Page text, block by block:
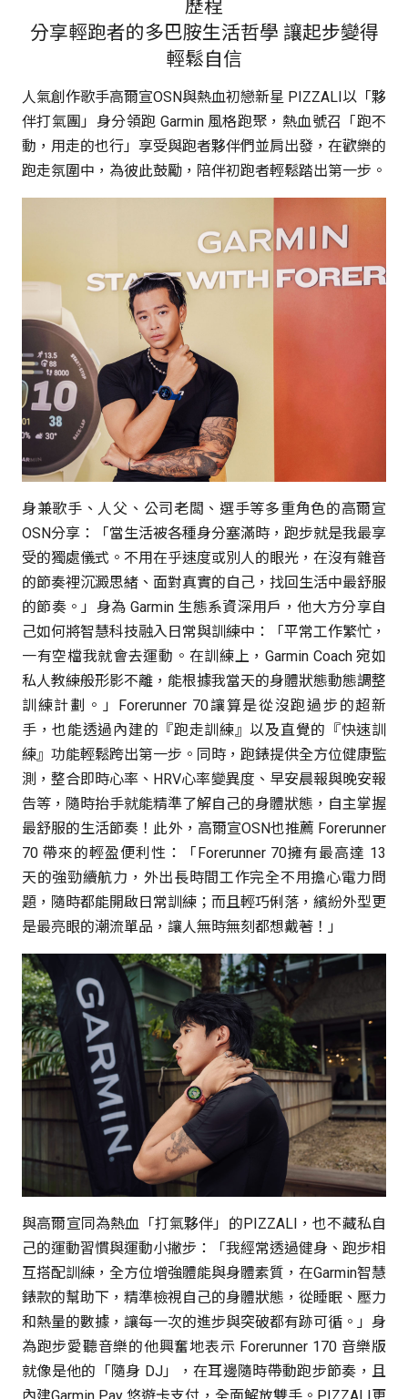
分享輕跑者的多巴胺生活哲學 讓起步變得
輕鬆自信
人氣創作歌手高爾宣OSN與熱血初戀新星 PIZZALI以「夥
伴打氣團」身分領跑 Garmin 風格跑聚，熱血號召「跑不
動，用走的也行」享受與跑者夥伴們並肩出發，在歡樂的
跑走氛圍中，為彼此鼓勵，陪伴初跑者輕鬆踏出第一步。
身兼歌手、人父、公司老闆、選手等多重角色的高爾宣
OSN分享：「當生活被各種身分塞滿時，跑步就是我最享
受的獨處儀式。不用在乎速度或別人的眼光，在沒有雜音
的節奏裡沉澱思緒、面對真實的自己，找回生活中最舒服
的節奏。」身為 Garmin 生態系資深用戶，他大方分享自
己如何將智慧科技融入日常與訓練中：「平常工作繁忙，
一有空檔我就會去運動。在訓練上，Garmin Coach 宛如
私人教練般形影不離，能根據我當天的身體狀態動態調整
訓練計劃。」Forerunner 70讓算是從沒跑過步的超新
手，也能透過內建的『跑走訓練』以及直覺的『快速訓
練』功能輕鬆跨出第一步。同時，跑錶提供全方位健康監
測，整合即時心率、HRV心率變異度、早安晨報與晚安報
告等，隨時抬手就能精準了解自己的身體狀態，自主掌握
最舒服的生活節奏！此外，高爾宣OSN也推薦 Forerunner
70 帶來的輕盈便利性：「Forerunner 70擁有最高達 13
天的強勁續航力，外出長時間工作完全不用擔心電力問
題，隨時都能開啟日常訓練；而且輕巧俐落，繽紛外型更
是最亮眼的潮流單品，讓人無時無刻都想戴著！」
與高爾宣同為熱血「打氣夥伴」的PIZZALI，也不藏私自
己的運動習慣與運動小撇步：「我經常透過健身、跑步相
互搭配訓練，全方位增強體能與身體素質，在Garmin智慧
錶款的幫助下，精準檢視自己的身體狀態，從睡眠、壓力
和熱量的數據，讓每一次的進步與突破都有跡可循。」身
為跑步愛聽音樂的他興奮地表示 Forerunner 170 音樂版
就像是他的「隨身 DJ」，在耳邊隨時帶動跑步節奏，且